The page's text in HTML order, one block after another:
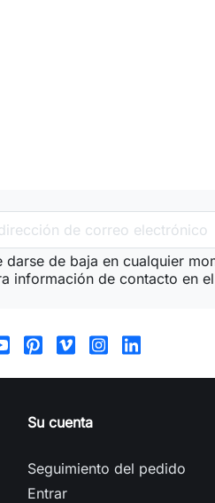
darse de baja en cualquier
información de contacto en
Su cuenta
Seguimiento del pedido
Entrar